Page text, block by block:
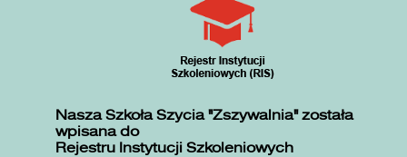
Nasza Szkoła Szycia "Zszywalnia" została
wpisana do
Rejestru Instytucji Szkoleniowych